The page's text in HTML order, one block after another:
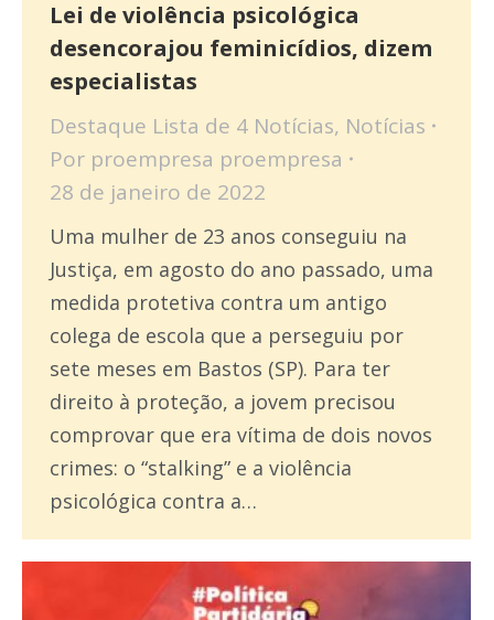
Lei de violência psicológica
desencorajou feminicídios, dizem
especialistas
Destaque Lista de 4 Notícias, Notícias
Por proempresa proempresa
28 de janeiro de 2022
Uma mulher de 23 anos conseguiu na
Justiça, em agosto do ano passado, uma
medida protetiva contra um antigo
colega de escola que a perseguiu por
sete meses em Bastos (SP). Para ter
direito à proteção, a jovem precisou
comprovar que era vítima de dois novos
crimes: o “stalking” e a violência
psicológica contra a…